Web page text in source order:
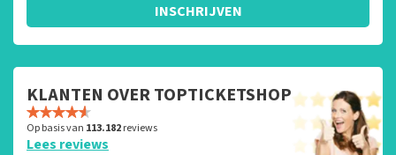
INSCHRIJVEN
KLANTEN OVER TOPTICKETSHOP
Op basis van 113.182reviews
Lees reviews